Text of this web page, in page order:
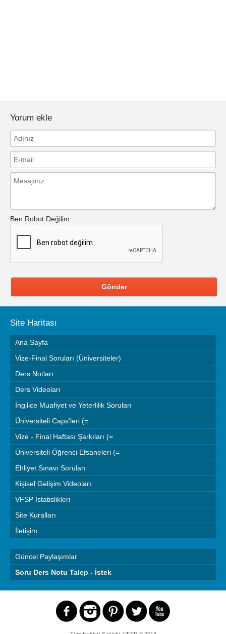
Yorum ekle
Ben Robot Değilim
Gönder
Site Haritası
Ana Sayfa
Vize-Final Soruları (Üniversiteler)
Ders Notları
Ders Videoları
İngilice Muafiyet ve Yeterlilik Soruları
Üniversiteli Caps'leri (=
Vize - Final Haftası Şarkıları (=
Üniversiteli Öğrenci Efsaneleri (=
Ehliyet Sınavı Soruları
Kişisel Gelişim Videoları
VFSP İstatislikleri
Site Kuralları
İletişim
Güncel Paylaşımlar
Soru Ders Notu Talep - İstek